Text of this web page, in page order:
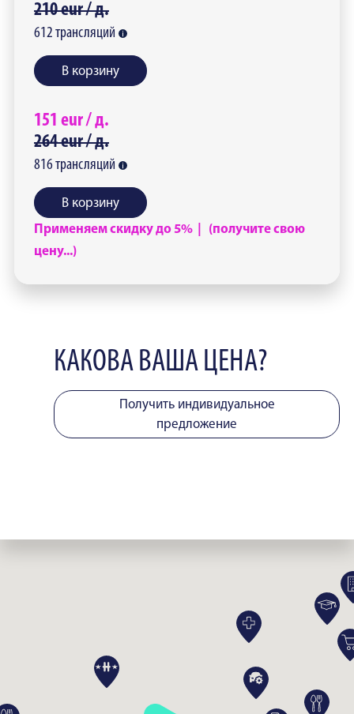
210eur /д.
612 трансляций
В корзину
151 eur /д.
264eur /д.
816трансляций
В корзину
Применяем скидку до 5% | (получите свою
цену...)
КАКОВА ВАША ЦЕНА?
Получить индивидуальное
предложение